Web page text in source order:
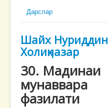
Дарслар
Шайх Нуриддин
Холиқназар
30. Мадинаи
мунаввара
фазилати